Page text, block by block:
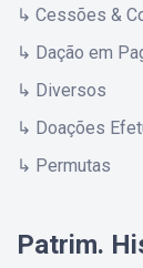
↳ Cessões &
↳ Dação em
↳ Diversos
↳ Doações
↳ Permutas
Patrim.